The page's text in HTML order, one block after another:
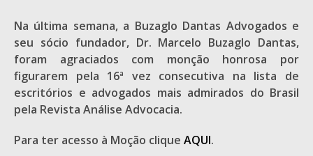
Na última semana, a Buzaglo Dantas Advogados e
seu sócio fundador, Dr. Marcelo Buzaglo Dantas,
foram agraciados com monção honrosa por
figurarem pela 16ª vez consecutiva na lista de
escritórios e advogados mais admirados do Brasil
pela Revista Análise Advocacia.
Para ter acesso à Moção clique AQUI.